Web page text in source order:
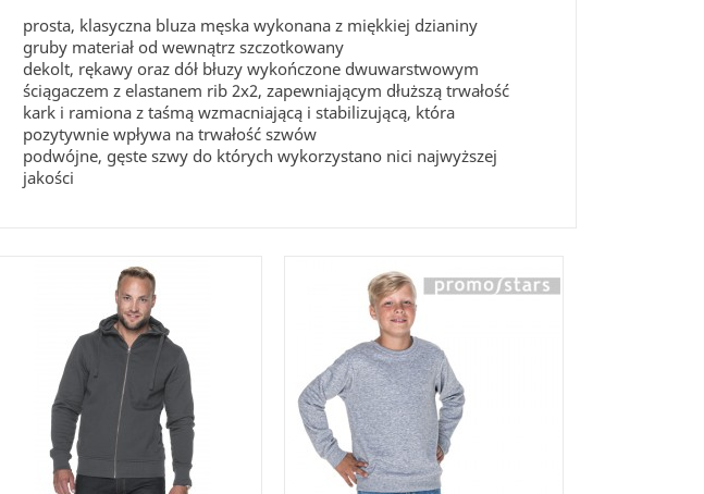
prosta, klasyczna bluza męska wykonana z miękkiej dzianiny
gruby materiał od wewnątrz szczotkowany
dekolt, rękawy oraz dół błuzy wykończone dwuwarstwowym
ściągaczem z elastanem rib 2x2, zapewniającym dłuższą trwałość
kark i ramiona z taśmą wzmacniającą i stabilizującą, która
pozytywnie wpływa na trwałość szwów
podwójne, gęste szwy do których wykorzystano nici najwyższej
jakości